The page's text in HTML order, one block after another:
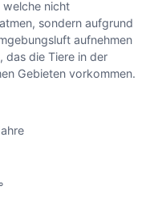
welche nicht
sondern aufgrund
aufnehmen
das die Tiere in der
Gebieten vorkommen.